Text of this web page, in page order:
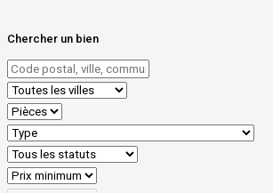
Chercher un bien